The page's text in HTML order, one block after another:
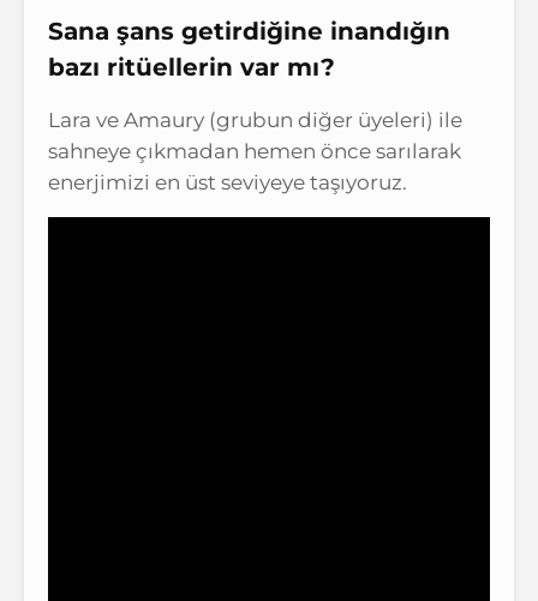
Sana şans getirdiğine inandığın
bazı ritüellerin var mı?
Lara ve Amaury (grubun diğer üyeleri) ile
sahneye çıkmadan hemen önce sarılarak
enerjimizi en üst seviyeye taşıyoruz.